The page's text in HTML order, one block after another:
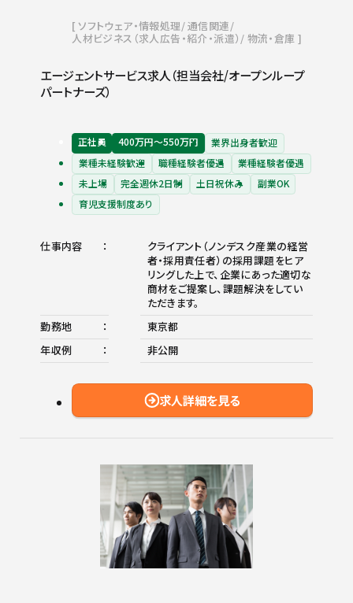
ソフトウェア・情報処理 通信関連
人材ビジネス（求人広告・紹介・派遣）
物流・倉庫
エージェントサービス求人（担当会社/オープンループ
パートナーズ）
正社員 400万円〜550万円
業界出身者歓迎
業種未経験歓迎
職種経験者優遇
業種経験者優遇
未上場
完全週休2日制 土日祝休み
副業OK
育児支援制度あり
仕事内容
クライアント（ノンデスク産業の経営
者・採用責任者）の採用課題をヒア
リングした上で、企業にあった適切な
商材をご提案し、課題解決をしてい
ただきます。
勤務地
東京都
年収例
非公開
求人詳細を見る